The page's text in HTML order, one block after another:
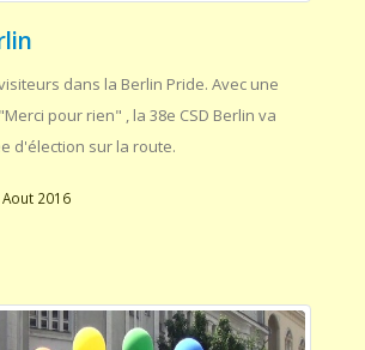
dans la Berlin Pride. Avec une
pour rien" , la 38e CSD Berlin va
d'élection sur la route.
Aout 2016